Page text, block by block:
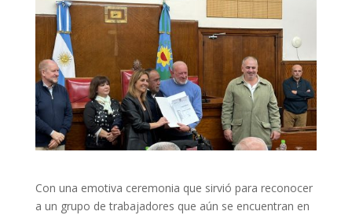
Con una emotiva ceremonia que sirvió para reconocer
a un grupo de trabajadores que aún se encuentran en